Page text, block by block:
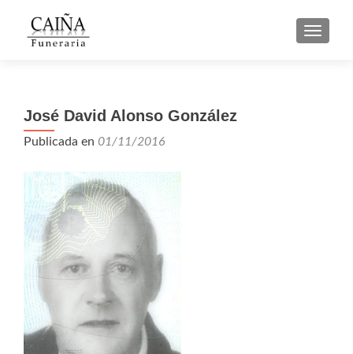
José David Alonso González
Publicada en 01/11/2016